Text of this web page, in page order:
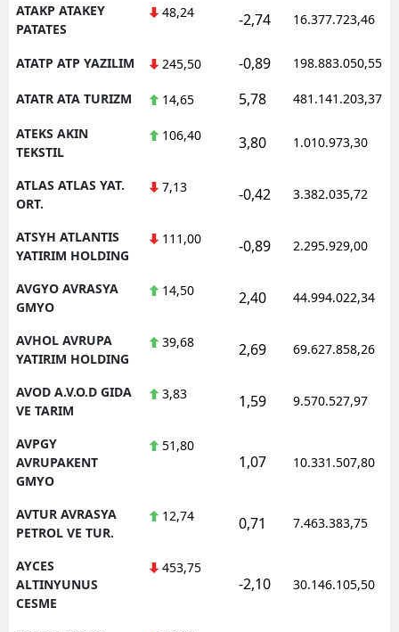
ATAKP ATAKEY
PATATES
48,24 -2,74 16.377.723,46
ATATP ATP YAZILIM 245,50 -0,89 198.883.050,55
ATATR ATA TURIZM 14,65 5,78 481.141.203,37
ATEKS AKIN
TEKSTIL
106,40 3,80 1.010.973,30
ATLAS ATLAS YAT.
ORT.
7,13 -0,42 3.382.035,72
ATSYH ATLANTIS
YATIRIM HOLDING
111,00 -0,89 2.295.929,00
AVGYO AVRASYA
GMYO
14,50 2,40 44.994.022,34
AVHOL AVRUPA
YATIRIM HOLDING
39,68 2,69 69.627.858,26
AVOD A.V.O.D GIDA
VE TARIM
3,83 1,59 9.570.527,97
AVPGY
AVRUPAKENT
GMYO
51,80
1,07 10.331.507,80
AVTUR AVRASYA
PETROL VE TUR.
12,74 0,71 7.463.383,75
AYCES
ALTINYUNUS
CESME
453,75
-2,10 30.146.105,50